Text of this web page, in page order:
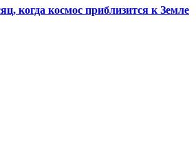
когда космос приблизится к Земле